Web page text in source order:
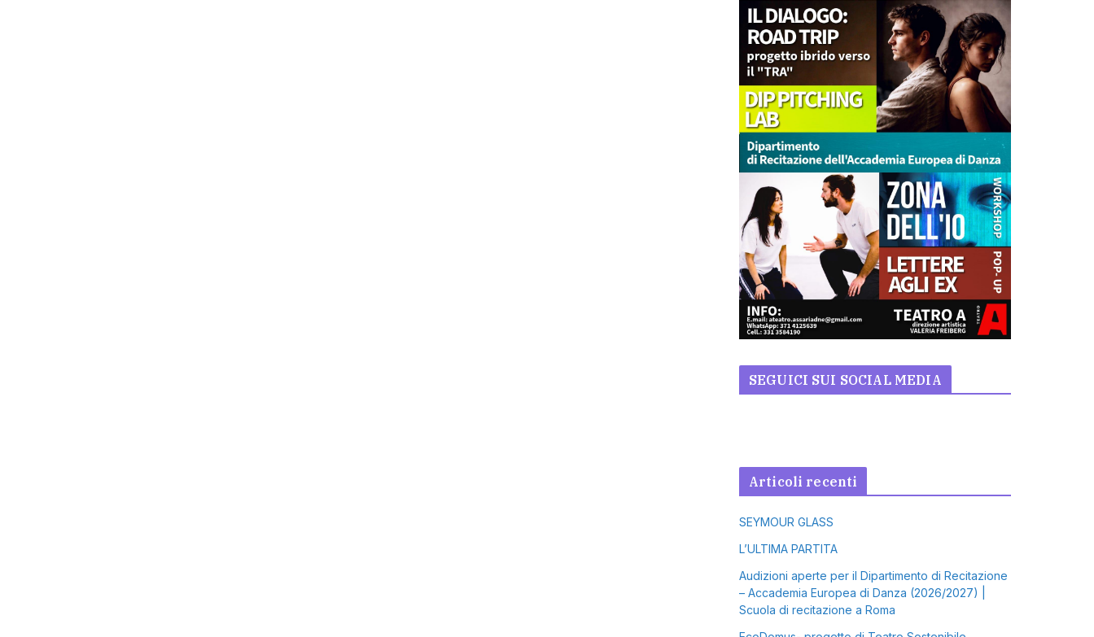
SEGUICI SUI SOCIAL MEDIA
Articoli recenti
SEYMOUR GLASS
L’ULTIMA PARTITA
Audizioni aperte per il Dipartimento di Recitazione
– Accademia Europea di Danza (2026/2027) |
Scuola di recitazione a Roma